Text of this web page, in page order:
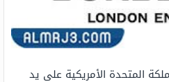
المتحدة الأمريكية على يد